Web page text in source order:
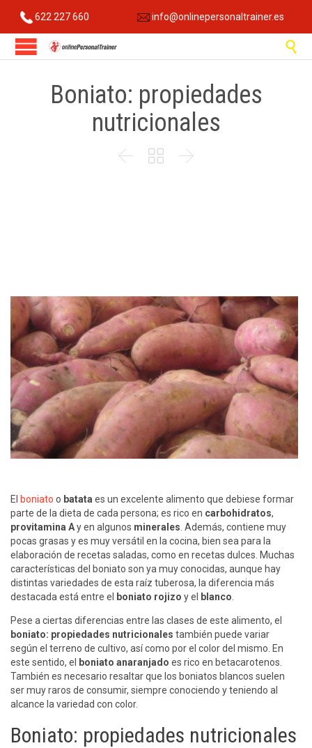
622 227 660 info@onlinepersonaltrainer.es

Boniato: propiedades
nutricionales
  
El boniato o batata es un excelente alimento que debiese formar
parte de la dieta de cada persona; es rico en carbohidratos,
provitamina Ay en algunos minerales . Además, contiene muy
pocas grasas y es muy versátil en la cocina, bien sea para la
elaboración de recetas saladas, como en recetas dulces. Muchas
características del boniato son ya muy conocidas, aunque hay
distintas variedades de esta raíz tuberosa, la diferencia más
destacada está entre el
boniato rojizo y el blanco
Pese a ciertas diferencias entre las clases de este alimento, el
boniato: propiedades nutricionales también puede variar
según el terreno de cultivo, así como por el color del mismo. En
este sentido, el
boniato anaranjado es rico en betacarotenos.
También es necesario resaltar que los boniatos blancos suelen
ser muy raros de consumir, siempre conociendo y teniendo al
alcance la variedad con color.
Boniato: propiedades nutricionales